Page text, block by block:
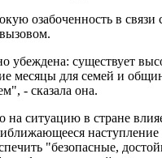
озабоченность в связи
убеждена: существует
месяцы для семей и
- сказала она.
на ситуацию в стране
"безопасные,